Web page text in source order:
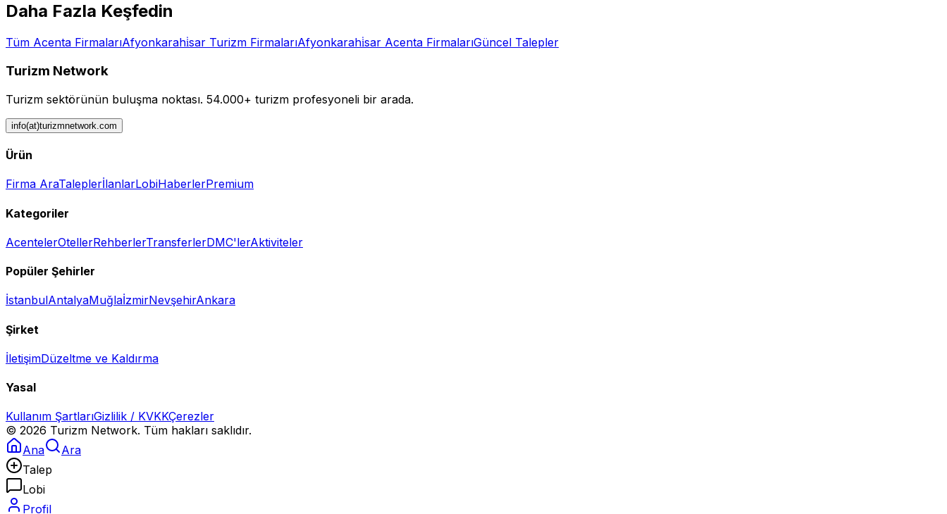
Daha Fazla Keşfedin
Tüm Acenta FirmalarıAfyonkarahi̇sar Turizm FirmalarıAfyonkarahi̇sar Acenta FirmalarıGüncel Talepler
Turizm Network
Turizm sektörünün buluşma noktası. 54.000+ turizm profesyoneli bir arada.
info(at)turizmnetwork.com
Ürün
Firma AraTaleplerİlanlarLobiHaberlerPremium
Kategoriler
AcentelerOtellerRehberlerTransferlerDMC'lerAktiviteler
Popüler Şehirler
İstanbulAntalyaMuğlaİzmirNevşehirAnkara
Şirket
İletişimDüzeltme ve Kaldırma
Yasal
Kullanım ŞartlarıGizlilik / KVKKÇerezler
© 2026 Turizm Network. Tüm hakları saklıdır.
Ana
Ara
Talep
Lobi
Profil